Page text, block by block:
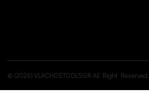
© (2026) VLACHOSTOOLS.GR All Right Reserved.